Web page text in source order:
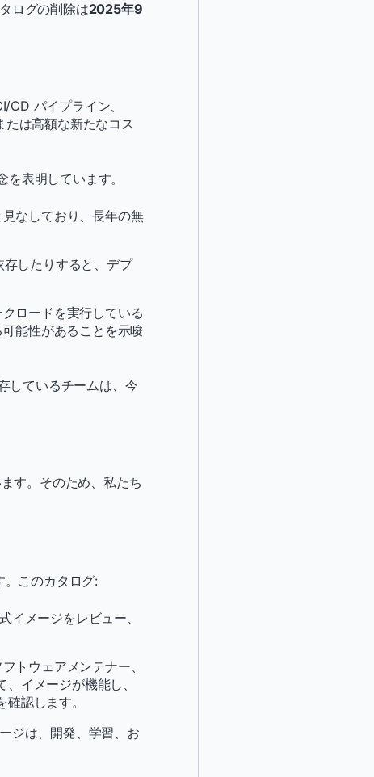
ログの削除は2025年9
パイプライン、
は高額な新たなコス
表明しています。
なしており、長年の無
したりすると、デプ
ロードを実行している
能性があることを示唆
しているチームは、今
す。そのため、私たち
このカタログ:
イメージをレビュー、
トウェアメンテナー、
イメージが機能し、
認します。
ジは、開発、学習、お